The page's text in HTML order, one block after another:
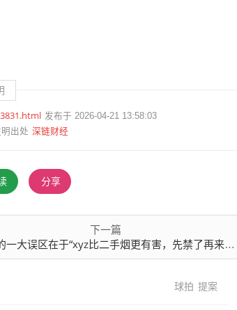
发布于 2026-04-21 13:58:03
出处 深链财经
分享
下一篇
一大误区在于“xyz比二手烟更有害，先禁了再来控烟”
球拍 提案